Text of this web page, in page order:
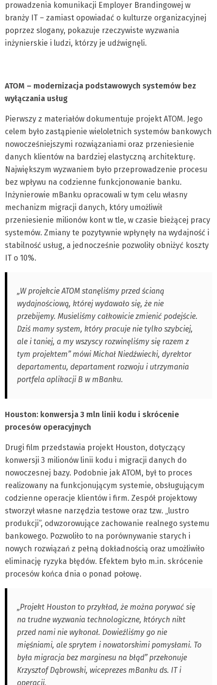
prowadzenia komunikacji Employer Brandingowej w
branży IT – zamiast opowiadać o kulturze organizacyjnej
poprzez slogany, pokazuje rzeczywiste wyzwania
inżynierskie i ludzi, którzy je udźwignęli.
ATOM – modernizacja podstawowych systemów bez
wyłączania usług
Pierwszy z materiałów dokumentuje projekt ATOM. Jego
celem było zastąpienie wieloletnich systemów bankowych
nowocześniejszymi rozwiązaniami oraz przeniesienie
danych klientów na bardziej elastyczną architekturę.
Największym wyzwaniem było przeprowadzenie procesu
bez wpływu na codzienne funkcjonowanie banku.
Inżynierowie mBanku opracowali w tym celu własny
mechanizm migracji danych, który umożliwił
przeniesienie milionów kont w tle, w czasie bieżącej pracy
systemów. Zmiany te pozytywnie wpłynęły na wydajność i
stabilność usług, a jednocześnie pozwoliły obniżyć koszty
IT o 10%.
„W projekcie ATOM stanęliśmy przed ścianą
wydajnościową, której wydawało się, że nie
przebijemy. Musieliśmy całkowicie zmienić podejście.
Dziś mamy system, który pracuje nie tylko szybciej,
ale i taniej, a my wszyscy rozwinęliśmy się razem z
tym projektem” mówi Michał Niedźwiecki, dyrektor
departamentu, departament rozwoju i utrzymania
portfela aplikacji B w mBanku.
Houston: konwersja 3 mln linii kodu i skrócenie
procesów operacyjnych
Drugi film przedstawia projekt Houston, dotyczący
konwersji 3 milionów linii kodu i migracji danych do
nowoczesnej bazy. Podobnie jak ATOM, był to proces
realizowany na funkcjonującym systemie, obsługującym
codzienne operacje klientów i firm. Zespół projektowy
stworzył własne narzędzia testowe oraz tzw. „lustro
produkcji”, odwzorowujące zachowanie realnego systemu
bankowego. Pozwoliło to na porównywanie starych i
nowych rozwiązań z pełną dokładnością oraz umożliwiło
eliminację ryzyka błędów. Efektem było m.in. skrócenie
procesów końca dnia o ponad połowę.
„Projekt Houston to przykład, że można porywać się
na trudne wyzwania technologiczne, których nikt
przed nami nie wykonał. Dowieźliśmy go nie
mięśniami, ale sprytem i nowatorskimi pomysłami. To
była migracja bez marginesu na błąd” przekonuje
Krzysztof Dąbrowski, wiceprezes mBanku ds. IT i
operacji.